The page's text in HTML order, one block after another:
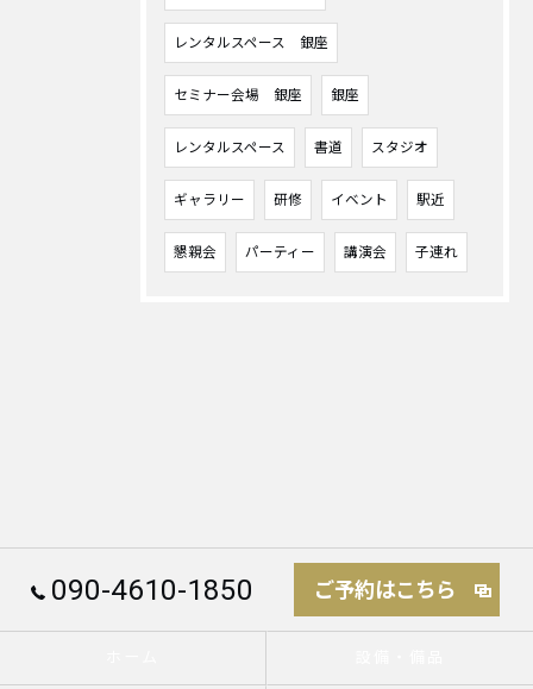
レンタルスペース 銀座
セミナー会場 銀座 銀座
レンタルスペース 書道 スタジオ
ギャラリー 研修 イベント 駅近
懇親会 パーティー 講演会 子連れ
090-4610-1850 ご予約はこちら